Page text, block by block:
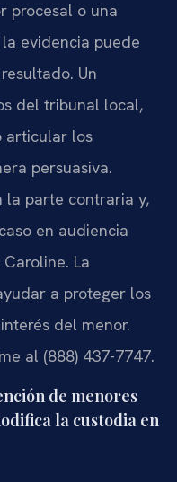
procesal o una
evidencia puede
Un
del tribunal local,
articular los
persuasiva.
la parte contraria y,
en audiencia
La
a proteger los
del menor.
al (888) 437-7747.
de menores
la custodia en